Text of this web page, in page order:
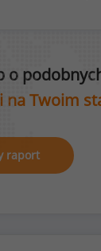
o
na Twoim
raport